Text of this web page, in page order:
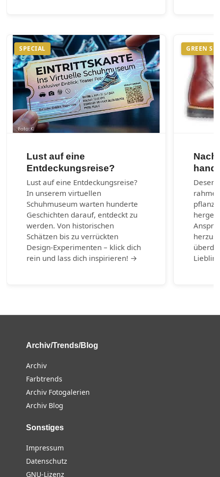
SPECIAL
Lust auf eine
Entdeckungsreise?
Lust auf eine Entdeckungsreise?
In unserem virtuellen
Schuhmuseum warten hunderte
Geschichten darauf, entdeckt zu
werden. Von historischen
Schätzen bis zu verrückten
Design-Experimenten – klick dich
rein und lass dich inspirieren! →
GREEN
Archiv/Trends/Blog
Archiv
Farbtrends
Archiv Fotogalerien
Archiv Blog
Sonstiges
Impressum
Datenschutz
GNU-Lizenz